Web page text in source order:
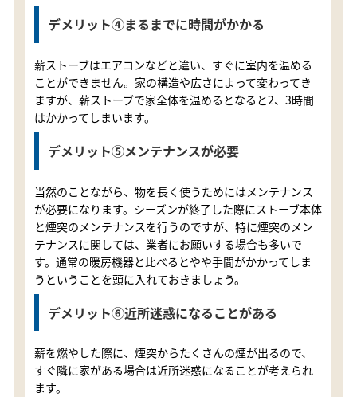
デメリット④まるまでに時間がかかる
薪ストーブはエアコンなどと違い、すぐに室内を温める
ことができません。家の構造や広さによって変わってき
ますが、薪ストーブで家全体を温めるとなると2、3時間
はかかってしまいます。
デメリット⑤メンテナンスが必要
当然のことながら、物を長く使うためにはメンテナンス
が必要になります。シーズンが終了した際にストーブ本体
と煙突のメンテナンスを行うのですが、特に煙突のメン
テナンスに関しては、業者にお願いする場合も多いで
す。通常の暖房機器と比べるとやや手間がかかってしま
うということを頭に入れておきましょう。
デメリット⑥近所迷惑になることがある
薪を燃やした際に、煙突からたくさんの煙が出るので、
すぐ隣に家がある場合は近所迷惑になることが考えられ
ます。